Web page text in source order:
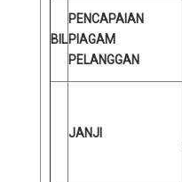
BIL
PENCAPAIAN
PIAGAM
PELANGGAN
JANJI